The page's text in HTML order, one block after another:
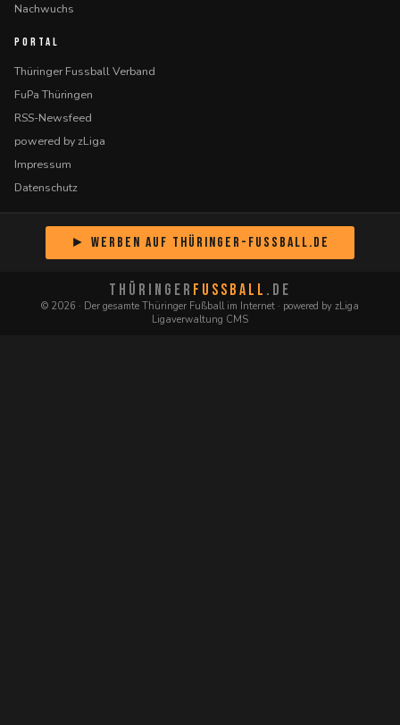
Nachwuchs
PORTAL
Thüringer Fussball Verband
FuPa Thüringen
RSS-Newsfeed
powered by zLiga
Impressum
Datenschutz
► Werben auf Thüringer-Fussball.de
THÜRINGER FUSSBALL .DE
© 2026 · Der gesamte Thüringer Fußball im Internet · powered by zLiga
Ligaverwaltung CMS